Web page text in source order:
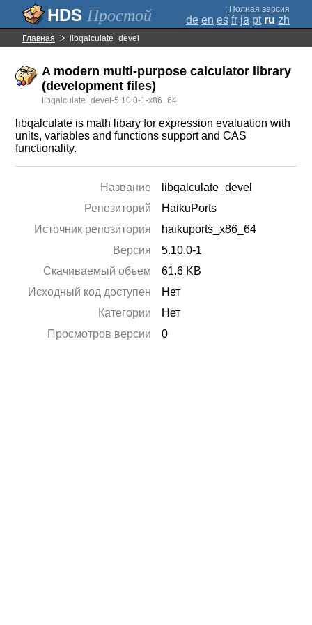
Простой ; Полная версия
de en es fr ja pt ru zh
Главная libqalculate_devel
A modern multi-purpose calculator library
(development files)
libqalculate_devel-5.10.0-1-x86_64
libqalculate is math libary for expression evaluation with
units, variables and functions support and CAS
functionality.
Название
libqalculate_devel
Репозиторий
HaikuPorts
Источник репозитория
haikuports_x86_64
Версия
5.10.0-1
Скачиваемый объем
61.6 KB
Исходный код доступен
Нет
Категории
Нет
Просмотров версии
0